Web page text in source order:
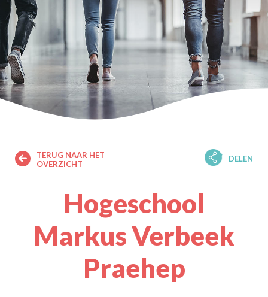
TERUG NAAR HET
OVERZICHT
DELEN
Hogeschool
Markus Verbeek
Praehep